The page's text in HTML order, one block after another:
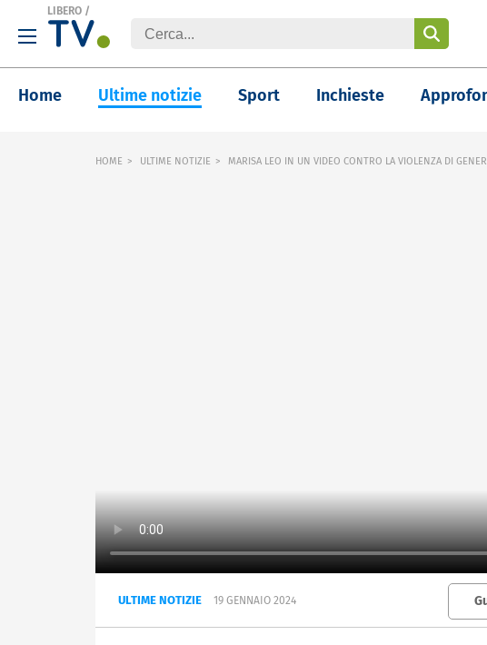
LIBERO /
Home Ultime notizie Sport Inchieste
HOME ULTIME NOTIZIE MARISA LEO IN UN VIDEO CONTRO LA VIOLENZA DI
ULTIME NOTIZIE 19 GENNAIO 2024